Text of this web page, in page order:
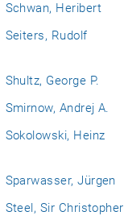
Schwan, Heribert
Seiters, Rudolf
Shultz, George P.
Smirnow, Andrej A.
Sokolowski, Heinz
Sparwasser, Jürgen
Steel, Sir Christopher